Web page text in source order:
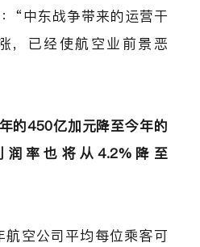
“中东战争带来的运营干
，已经使航空业前景恶
的450亿加元降至今年的
率也将从4.2%降至
空公司平均每位乘客可